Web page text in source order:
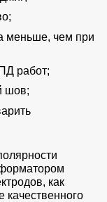
меньше, чем при
работ;
шов;
как